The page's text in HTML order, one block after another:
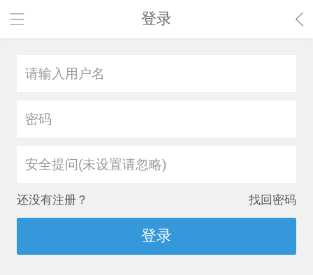
登录
安全提问(未设置请忽略)
还没有注册？ 找回密码
登录